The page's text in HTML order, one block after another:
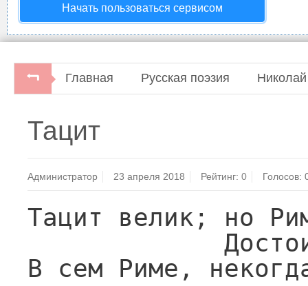
Начать пользоваться сервисом
Главная Русская поэзия
изд.Ленинград: Советский писатель, 1966.
Тацит
Администратор 23 апреля 2018 Рейтинг:0 Голосов:
Тацит велик; но
В сем Риме,